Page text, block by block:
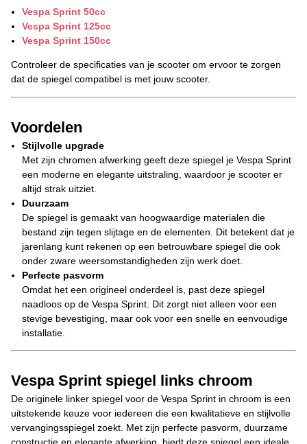
Vespa Sprint 50cc
Vespa Sprint 125cc
Vespa Sprint 150cc
Controleer de specificaties van je scooter om ervoor te zorgen
dat de spiegel compatibel is met jouw scooter.
Voordelen
Stijlvolle upgrade
Met zijn chromen afwerking geeft deze spiegel je Vespa Sprint
een moderne en elegante uitstraling, waardoor je scooter er
altijd strak uitziet.
Duurzaam
De spiegel is gemaakt van hoogwaardige materialen die
bestand zijn tegen slijtage en de elementen. Dit betekent dat je
jarenlang kunt rekenen op een betrouwbare spiegel die ook
onder zware weersomstandigheden zijn werk doet.
Perfecte pasvorm
Omdat het een origineel onderdeel is, past deze spiegel
naadloos op de Vespa Sprint. Dit zorgt niet alleen voor een
stevige bevestiging, maar ook voor een snelle en eenvoudige
installatie.
Vespa Sprint spiegel links chroom
De originele linker spiegel voor de Vespa Sprint in chroom is een
uitstekende keuze voor iedereen die een kwalitatieve en stijlvolle
vervangingsspiegel zoekt. Met zijn perfecte pasvorm, duurzame
constructie en elegante afwerking, biedt deze spiegel een ideale